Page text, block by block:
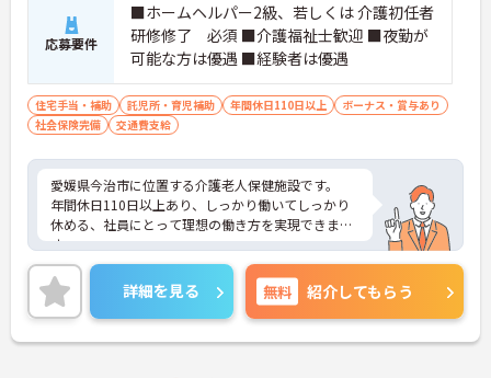
応募要件
■ホームヘルパー2級、若しくは 介護初任者
研修修了 必須 ■介護福祉士歓迎 ■夜勤が
可能な方は優遇 ■経験者は優遇
住宅手当・補助 託児所・育児補助 年間休日110日以上
ボーナス・賞与あり
社会保険完備
交通費支給
愛媛県今治市に位置する介護老人保健施設です。
年間休日110日以上あり、しっかり働いてしっかり
休める、社員にとって理想の働き方を実現できま
す。
保育所があり、お子さんのいらっしゃる方でも安心
して働けます。
ご興味をお持ちの方はお気軽にお問い合わせくださ
い。
詳細を見る 無料 紹介してもらう